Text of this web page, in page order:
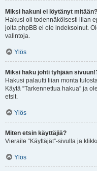
Miksi hakuni ei löytänyt mitään?
Hakusi oli todennäköisesti liian
joita phpBB ei ole indeksoinut.
valintoja.
Ylös
Miksi haku johti tyhjään
Hakusi palautti liian monta
Käytä “Tarkennettua hakua” ja
etsit.
Ylös
Miten etsin käyttäjiä?
Vieraile “Käyttäjät”-sivulla ja
Ylös